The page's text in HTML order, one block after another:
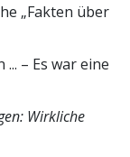
„Fakten über
... – Es war eine
Wirkliche